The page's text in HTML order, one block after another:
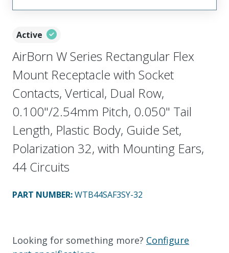
Active
AirBorn W Series Rectangular Flex
Mount Receptacle with Socket
Contacts, Vertical, Dual Row,
0.100"/2.54mm Pitch, 0.050" Tail
Length, Plastic Body, Guide Set,
Polarization 32, with Mounting Ears,
44 Circuits
PART NUMBER:WTB44SAF3SY-32
Looking for something more? Configure